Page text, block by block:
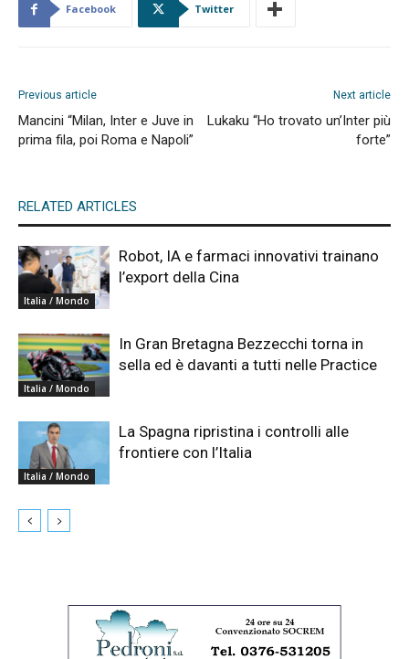
Facebook Twitter
Previous article
Mancini “Milan, Inter e Juve in
prima fila, poi Roma e Napoli”
Next article
Lukaku “Ho trovato un’Inter più
forte”
RELATED ARTICLES
Italia / Mondo
Robot, IA e farmaci innovativi trainano
l’export della Cina
Italia / Mondo
In Gran Bretagna Bezzecchi torna in
sella ed è davanti a tutti nelle Practice
Italia / Mondo
La Spagna ripristina i controlli alle
frontiere con l’Italia